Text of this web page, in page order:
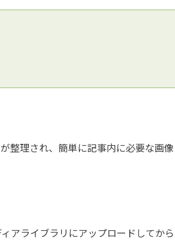
整理され、簡単に記事内に必要な画像
アライブラリにアップロードしてから